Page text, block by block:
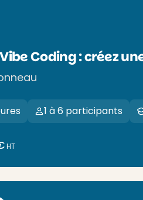
Coding : créez
1 à 6 participants
HT